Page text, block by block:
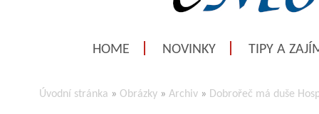
HOME NOVINKY TIPY A
Úvodní stránka » Obrázky » Archiv » Dobrořeč má duše